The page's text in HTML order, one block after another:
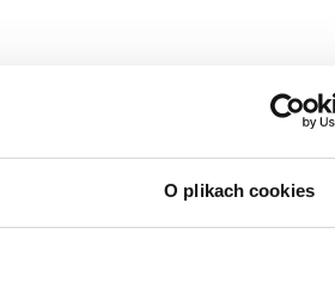
O plikach cookies
Dlaczego
treningu jest
produkty